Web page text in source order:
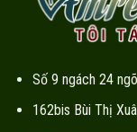
Số 9 ngách 24
162bis Bùi Thị